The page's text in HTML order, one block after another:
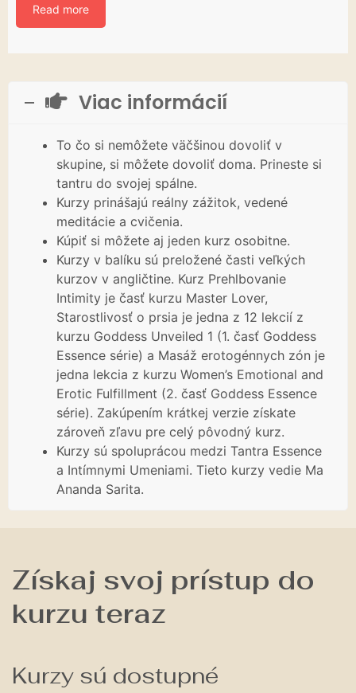
Read more
Viac informácií
To čo si nemôžete väčšinou dovoliť v
skupine, si môžete dovoliť doma. Prineste si
tantru do svojej spálne.
Kurzy prinášajú reálny zážitok, vedené
meditácie a cvičenia.
Kúpiť si môžete aj jeden kurz osobitne.
Kurzy v balíku sú preložené časti veľkých
kurzov v angličtine. Kurz Prehlbovanie
Intimity je časť kurzu Master Lover,
Starostlivosť o prsia je jedna z 12 lekcií z
kurzu Goddess Unveiled 1 (1. časť Goddess
Essence série) a Masáž erotogénnych zón je
jedna lekcia z kurzu Women’s Emotional and
Erotic Fulfillment (2. časť Goddess Essence
série). Zakúpením krátkej verzie získate
zároveň zľavu pre celý pôvodný kurz.
Kurzy sú spoluprácou medzi Tantra Essence
a Intímnymi Umeniami. Tieto kurzy vedie Ma
Ananda Sarita.
Získaj svoj prístup do
kurzu teraz
Kurzy sú dostupné